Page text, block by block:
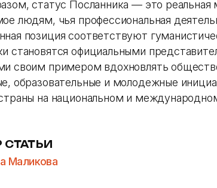
статус Посланника — это реальная
людям, чья профессиональная
позиция соответствуют
становятся официальными
своим примером вдохновлять
образовательные и молодежные
на национальном и
СТАТЬИ
Маликова